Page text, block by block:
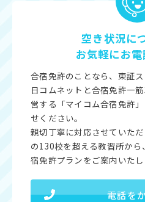
空き状況に
お気軽にお
合宿免許のことなら、東証
日コムネットと合宿免許一
営する「マイコム合宿免許
せください。
親切丁寧に対応させていた
の130校を超える教習所か
宿免許プランをご案内いたし
電話を